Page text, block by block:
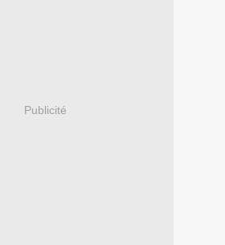
Publicité